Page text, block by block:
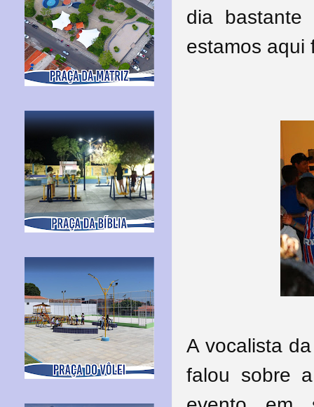
dia
estamos aqui
A vocalista
falou sobre